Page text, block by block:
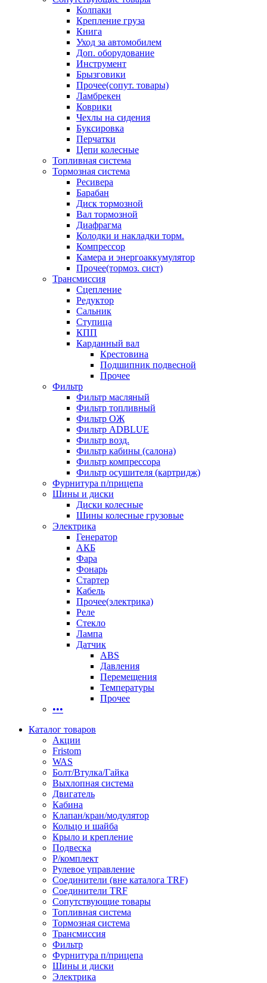
Колпаки
Крепление груза
Книга
Уход за автомобилем
Доп. оборудование
Инструмент
Брызговики
Прочее(сопут. товары)
Ламбрекен
Коврики
Чехлы на сидения
Буксировка
Перчатки
Цепи колесные
Топливная система
Тормозная система
Ресивера
Барабан
Диск тормозной
Вал тормозной
Диафрагма
Колодки и накладки торм.
Компрессор
Камера и энергоаккумулятор
Прочее(тормоз. сист)
Трансмиссия
Сцепление
Редуктор
Сальник
Ступица
КПП
Карданный вал
Крестовина
Подшипник подвесной
Прочее
Фильтр
Фильтр масляный
Фильтр топливный
Фильтр ОЖ
Фильтр ADBLUE
Фильтр возд.
Фильтр кабины (салона)
Фильтр компрессора
Фильтр осушителя (картридж)
Фурнитура п/прицепа
Шины и диски
Диски колесные
Шины колесные грузовые
Электрика
Генератор
АКБ
Фара
Фонарь
Стартер
Кабель
Прочее(электрика)
Реле
Стекло
Лампа
Датчик
ABS
Давления
Перемещения
Температуры
Прочее
•••
Каталог товаров
Акции
Fristom
WAS
Болт/Втулка/Гайка
Выхлопная система
Двигатель
Кабина
Клапан/кран/модулятор
Кольцо и шайба
Крыло и крепление
Подвеска
Р/комплект
Рулевое управление
Соединители (вне каталога TRF)
Соединители TRF
Сопутствующие товары
Топливная система
Тормозная система
Трансмиссия
Фильтр
Фурнитура п/прицепа
Шины и диски
Электрика